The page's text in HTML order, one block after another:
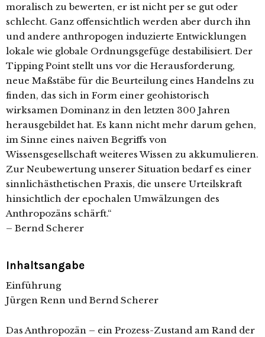
moralisch zu bewerten, er ist nicht per se gut oder
schlecht. Ganz offensichtlich werden aber durch ihn
und andere anthropogen induzierte Entwicklungen
lokale wie globale Ordnungsgefüge destabilisiert. Der
Tipping Point stellt uns vor die Herausforderung,
neue Maßstäbe für die Beurteilung eines Handelns zu
finden, das sich in Form einer geohistorisch
wirksamen Dominanz in den letzten 300 Jahren
herausgebildet hat. Es kann nicht mehr darum gehen,
im Sinne eines naiven Begriffs von
Wissensgesellschaft weiteres Wissen zu akkumulieren.
Zur Neubewertung unserer Situation bedarf es einer
sinnlichästhetischen Praxis, die unsere Urteilskraft
hinsichtlich der epochalen Umwälzungen des
Anthropozäns schärft.“
– Bernd Scherer
Inhaltsangabe
Einführung
Jürgen Renn und Bernd Scherer
Das Anthropozän – ein Prozess-Zustand am Rand der